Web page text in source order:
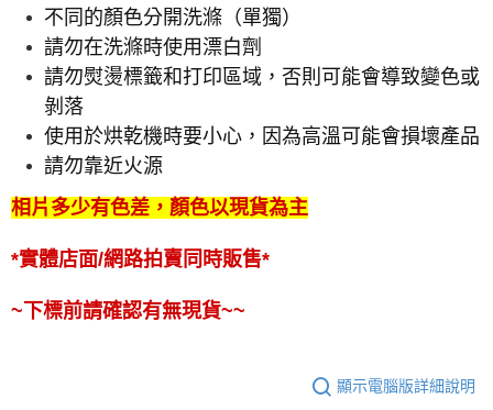
不同的顏色分開洗滌（單獨）
請勿在洗滌時使用漂白劑
請勿熨燙標籤和打印區域，否則可能會導致變色或
剝落
使用於烘乾機時要小心，因為高溫可能會損壞產品
請勿靠近火源
相片多少有色差，顏色以現貨為主
*實體店面/網路拍賣同時販售*
~下標前請確認有無現貨~~
顯示電腦版詳細說明